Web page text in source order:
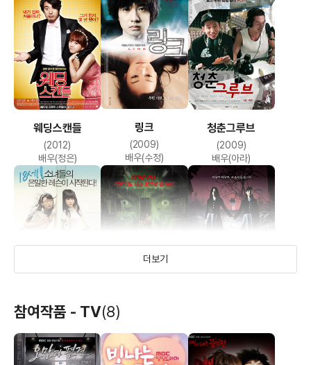
웨딩스캔들
(2012)
배우(정은)
링크
(2009)
배우(수정)
청춘그루브
(2009)
배우(아라)
소녀X소녀
배우(세리)
배우(소희)
배우(무용반 후배)
더보기
참여작품 - TV(8)